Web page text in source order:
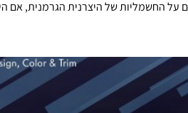
על החשמליות של היצרנית הגרמנית, אם